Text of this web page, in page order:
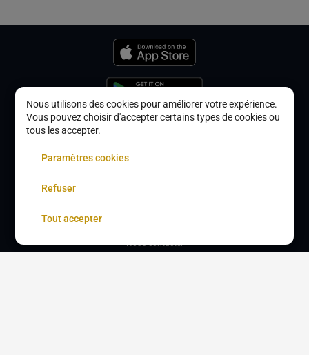
Accueil
Mentions légales
Nous contacter
Nous utilisons des cookies pour améliorer votre expérience.
Vous pouvez choisir d'accepter certains types de cookies ou
tous les accepter.
Paramètres cookies
Refuser
Tout accepter